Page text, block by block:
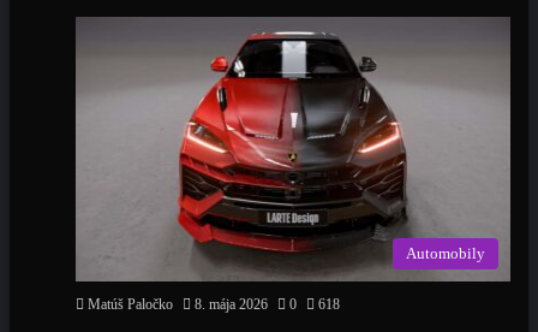
Automobily
Matúš Paločko 8. mája 2026 0 618